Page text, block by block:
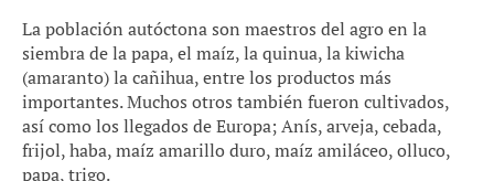
La población autóctona son maestros del agro en la
siembra de la papa, el maíz, la quinua, la kiwicha
(amaranto) la cañihua, entre los productos más
importantes. Muchos otros también fueron cultivados,
así como los llegados de Europa; Anís, arveja, cebada,
frijol, haba, maíz amarillo duro, maíz amiláceo, olluco,
papa, trigo.